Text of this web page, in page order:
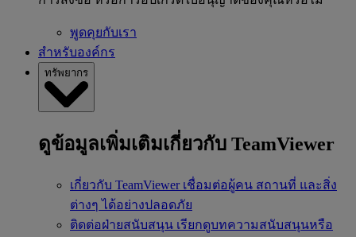
พูดคุยกับเรา
สำหรับองค์กร
ทรัพยากร
ดูข้อมูลเพิ่มเติมเกี่ยวกับ TeamViewer
เกี่ยวกับ TeamViewer เชื่อมต่อผู้คน สถานที่ และสิ่ง
ต่างๆ ได้อย่างปลอดภัย
ติดต่อฝ่ายสนับสนุน เรียกดูบทความสนับสนุนหรือ